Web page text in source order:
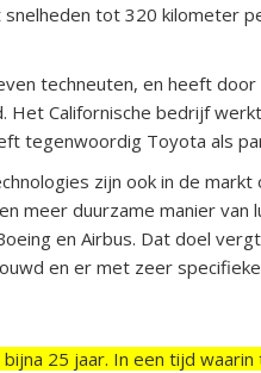
tot 320 kilometer
techneuten, en heeft
Het Californische bedrijf
tegenwoordig Toyota als
zijn ook in de
meer duurzame manier van
en Airbus. Dat doel
en er met zeer
25 jaar. In een tijd